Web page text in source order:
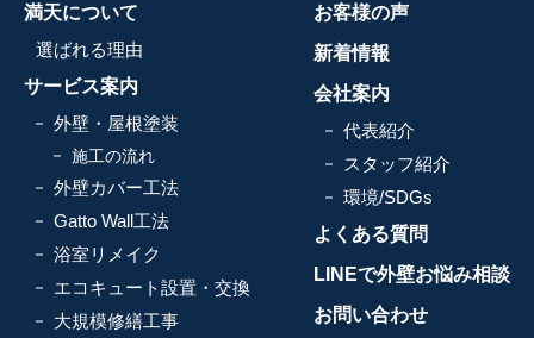
満天について
選ばれる理由
サービス案内
外壁・屋根塗装
施工の流れ
外壁カバー工法
Gatto Wall工法
浴室リメイク
エコキュート設置・交換
大規模修繕工事
お客様の声
新着情報
会社案内
代表紹介
スタッフ紹介
環境/SDGs
よくある質問
LINEで外壁お悩み相談
お問い合わせ